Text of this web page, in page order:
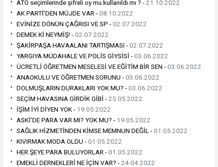
ATO seçimlerinde şifreli oy mu kullanıldı mı ? -21.10.2022
AK PARTİ'DEN MÜJDE VAR -08.10.2022
EVİNİZE DÖNÜN ÇAĞRISI VE SP -02.07.2022
DEMEK Kİ NEYMİŞ! -02.07.2022
ŞAKİRPAŞA HAVAALANI TARTIŞMASI -02.07.2022
YARGIYA MÜDAHALE VE POLİS GİYSİSİ -03.06.2022
ÜCRETLİ ÖĞRETMEN MESELESİ VE EĞİTİM BİR SEN -03.06.2022
ANAOKULU VE ÖĞRETMEN SORUNU -03.06.2022
DOLMUŞLARIN DURAKLARI YOK MU? -03.06.2022
SEÇİM HAVASINA GİRDİK GİBİ -25.05.2022
İŞİM İYİ DİYEN YOK - 19.05.2022
ASKİ'DE PARA VAR MI? YOK MU? - 19.05.2022
SAĞLIK HİZMETİNDEN KİMSE MEMNUN DEĞİL -01.05.2022
KIVIRMAK MODA OLDU -01.05.2022
HER ŞEYE PARA BULUYORLAR -01.05.2022
EMEKLİ DERNEKLERİ NE İÇİN VAR? -24.04.2022